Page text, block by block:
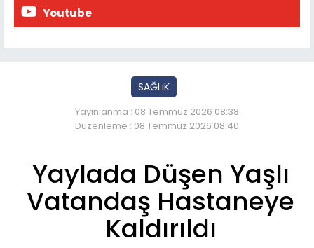
Youtube
SAĞLıK
Yayınlanma : 08 Temmuz 2026 08:38
Düzenleme : 08 Temmuz 2026 08:40
Yaylada Düşen Yaşlı
Vatandaş Hastaneye
Kaldırıldı